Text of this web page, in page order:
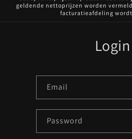
geldende nettoprijzen worden
facturatieafdeling
Login
Email
Password